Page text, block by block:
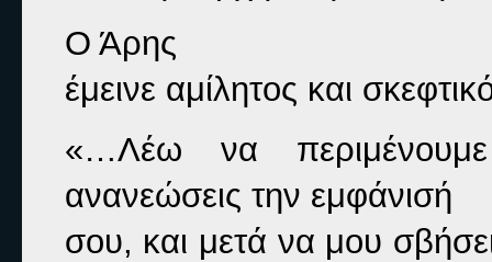
Ο Άρης
έμεινε αμίλητος και
«…Λέω να
ανανεώσεις την εμφάνισή
σου, και μετά να μου